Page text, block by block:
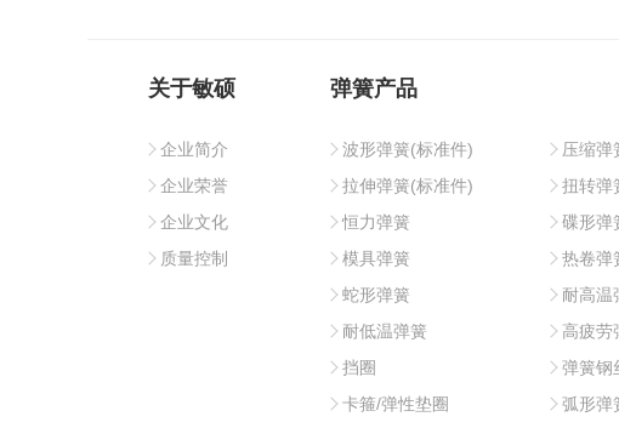
关于敏硕
企业简介
企业荣誉
企业文化
质量控制
弹簧产品
波形弹簧(标准件)
压缩弹
拉伸弹簧(标准件)
扭转弹
恒力弹簧
碟形弹
模具弹簧
热卷弹
蛇形弹簧
耐高温
耐低温弹簧
高疲劳
挡圈
弹簧钢
卡箍/弹性垫圈
弧形弹